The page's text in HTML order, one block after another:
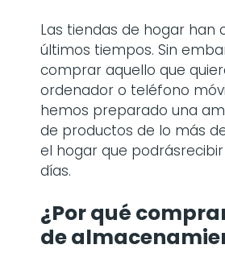
Las tiendas de hogar han
últimos tiempos. Sin
comprar aquello que
ordenador o teléfono
hemos preparado una
de productos de lo más
el hogar que
días.
¿Por qué
de